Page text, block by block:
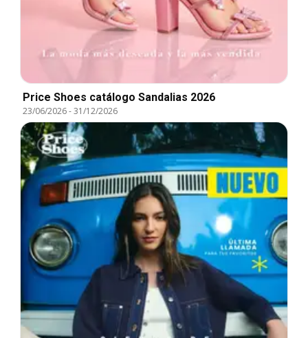
Price Shoes catálogo Sandalias 2026
23/06/2026-31/12/2026